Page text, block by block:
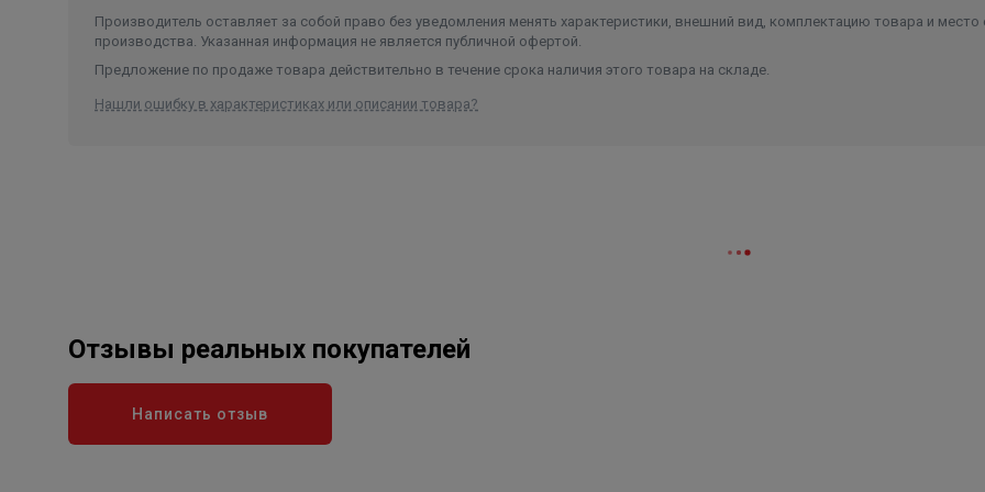
Производитель оставляет за собой право без уведомления менять характеристики, внешний вид, комплектацию товара и место
производства. Указанная информация не является публичной офертой.
Предложение по продаже товара действительно в течение срока наличия этого товара на складе.
Нашли ошибку в характеристиках или описании товара?
Отзывы реальных покупателей
Написать отзыв